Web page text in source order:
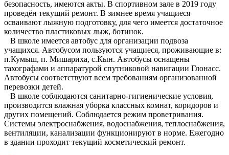
безопасность, имеются акты. В спортивном зале в 2019 году
проведён текущий ремонт. В зимнее время учащиеся
осваивают лыжную подготовку, для чего имеется достаточное
количество пластиковых лыж, ботинок.
В школе имеется автобус для организации подвоза
учащихся. Автобусом пользуются учащиеся, проживающие в:
п.Кумыш, п. Мишариха, с.Кын. Автобусы оснащены
тахографами и аппаратурой спутниковой навигации Глонасс.
Автобусы соответствуют всем требованиям организованной
перевозки детей.
В школе соблюдаются санитарно-гигиенические условия,
производится влажная уборка классных комнат, коридоров и
других помещений. Соблюдается режим проветривания.
Системы электроснабжения, водоснабжения, теплоснабжения,
вентиляции, канализации функционируют в норме. Ежегодно
в здании проходит текущий косметический ремонт.